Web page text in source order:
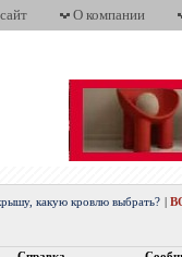
О компании
какую кровлю выбрать?